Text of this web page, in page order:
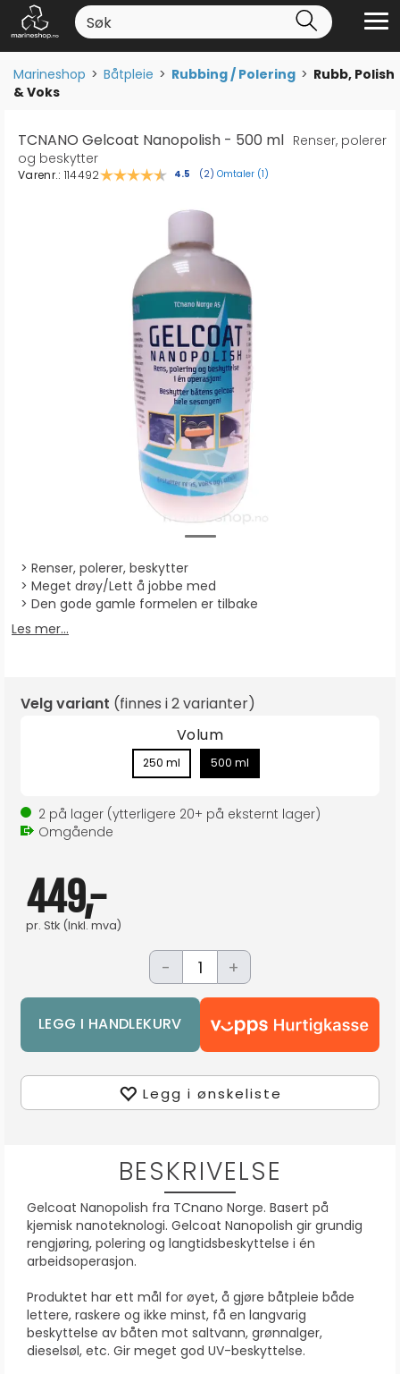
Marineshop>Båtpleie>Rubbing / Polering>Rubb, Polish
& Voks
TCNANO Gelcoat Nanopolish - 500 ml Renser, polerer
og beskytter
Varenr.: 114492 Gjennomsnittskarakter:
4.5 (stemmer:
2) Omtaler (1)
Renser, polerer, beskytter
Meget drøy/Lett å jobbe med
Den gode gamle formelen er tilbake
Les mer...
Velg variant (finnes i2 varianter)
Volum
250 ml 500 ml
2 på lager (ytterligere 20+ på eksternt lager)
Omgående
449,-
pr. Stk (Inkl. mva)
- +
Legg i ønskeliste
BESKRIVELSE
Gelcoat Nanopolish fra TCnano Norge. Basert på
kjemisk nanoteknologi. Gelcoat Nanopolish gir grundig
rengjøring, polering og langtidsbeskyttelse i én
arbeidsoperasjon.
Produktet har ett mål for øyet, å gjøre båtpleie både
lettere, raskere og ikke minst, få en langvarig
beskyttelse av båten mot saltvann, grønnalger,
dieselsøl, etc. Gir meget god UV-beskyttelse.